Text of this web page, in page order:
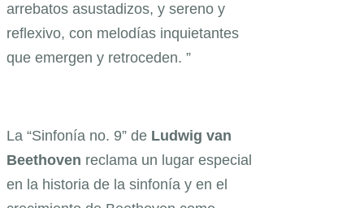
arrebatos asustadizos, y sereno y
reflexivo, con melodías inquietantes
que emergen y retroceden. ”
La “Sinfonía no. 9” de Ludwig van
Beethoven reclama un lugar especial
en la historia de la sinfonía y en el